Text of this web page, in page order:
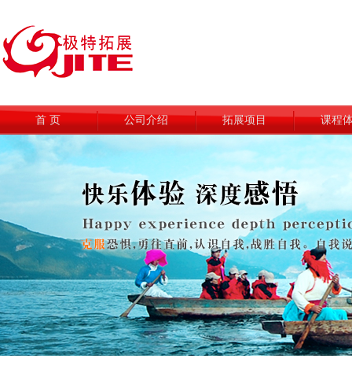
首 页 公司介绍 拓展项目 课程